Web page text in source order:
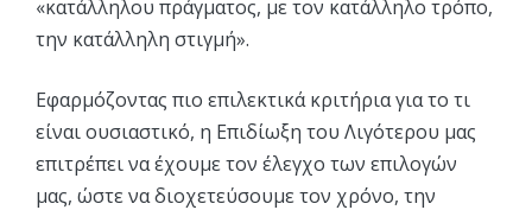
«κατάλληλου πράγματος, με τον κατάλληλο τρόπο,
την κατάλληλη στιγμή».
Εφαρμόζοντας πιο επιλεκτικά κριτήρια για το τι
είναι ουσιαστικό, η Επιδίωξη του Λιγότερου μας
επιτρέπει να έχουμε τον έλεγχο των επιλογών
μας, ώστε να διοχετεύσουμε τον χρόνο, την